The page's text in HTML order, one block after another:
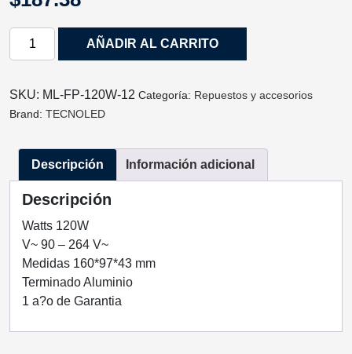
FUENTE
120W
INTERIOR
TECNOLED
FP-
120W-
12
cantidad
AÑADIR AL CARRITO
SKU: ML-FP-120W-12 Categoría: Repuestos y accesorios
Brand: TECNOLED
Descripción Información adicional
Descripción
Watts 120W
V~ 90 – 264 V~
Medidas 160*97*43 mm
Terminado Aluminio
1 a?o de Garantia